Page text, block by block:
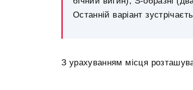
Останній варіант
З урахуванням місця